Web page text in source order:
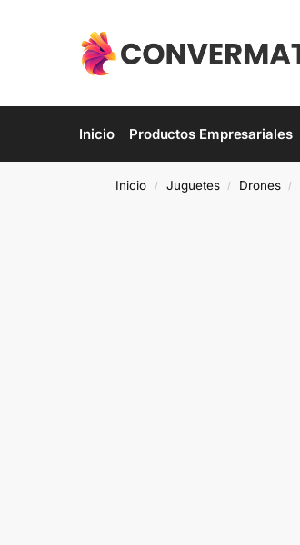
Inicio Productos Empresariales
Inicio / Juguetes / Drones /